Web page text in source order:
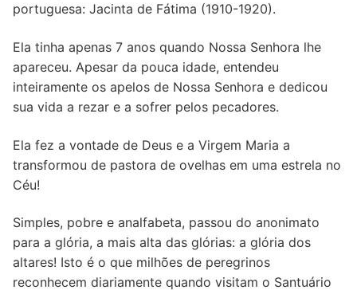
portuguesa: Jacinta de Fátima (1910-1920).
Ela tinha apenas 7 anos quando Nossa Senhora lhe
apareceu. Apesar da pouca idade, entendeu
inteiramente os apelos de Nossa Senhora e dedicou
sua vida a rezar e a sofrer pelos pecadores.
Ela fez a vontade de Deus e a Virgem Maria a
transformou de pastora de ovelhas em uma estrela no
Céu!
Simples, pobre e analfabeta, passou do anonimato
para a glória, a mais alta das glórias: a glória dos
altares! Isto é o que milhões de peregrinos
reconhecem diariamente quando visitam o Santuário